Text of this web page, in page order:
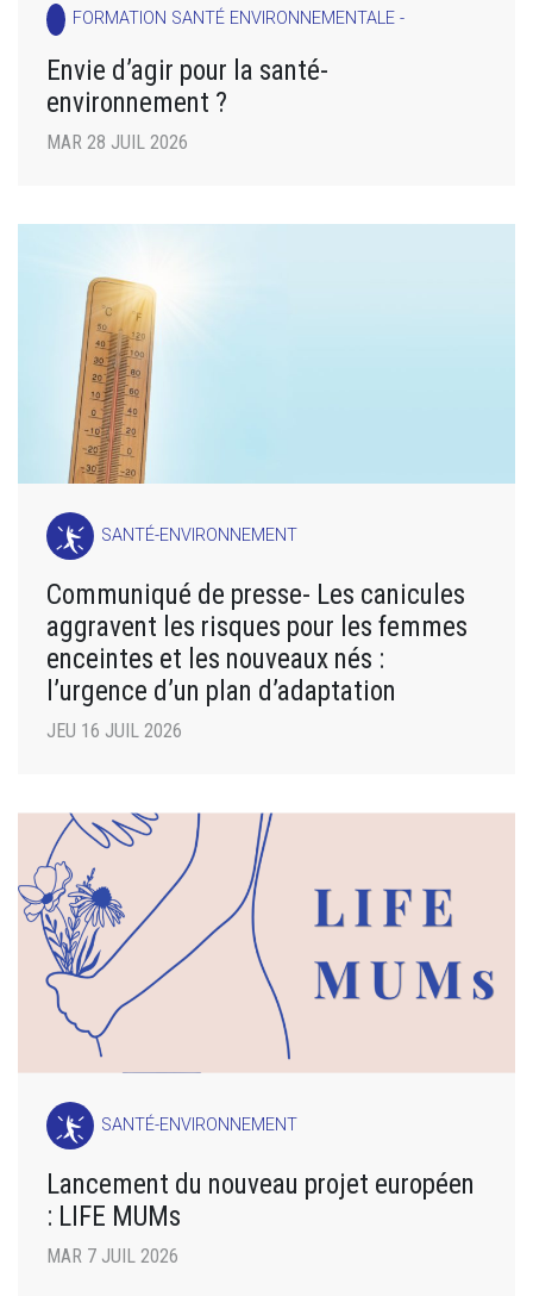
FORMATION SANTÉ ENVIRONNEMENTALE -
Envie d’agir pour la santé-
environnement ?
MAR 28 JUIL 2026
SANTÉ-ENVIRONNEMENT
Communiqué de presse- Les canicules
aggravent les risques pour les femmes
enceintes et les nouveaux nés :
l’urgence d’un plan d’adaptation
JEU 16 JUIL 2026
SANTÉ-ENVIRONNEMENT
Lancement du nouveau projet européen
: LIFE MUMs
MAR 7 JUIL 2026